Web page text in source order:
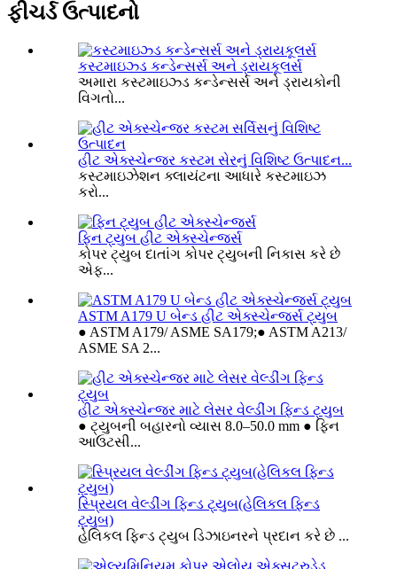
ફીચર્ડ ઉત્પાદનો
કસ્ટમાઇઝ્ડ કન્ડેન્સર્સ અને ડ્રાયકૂલર્સ
અમારા કસ્ટમાઇઝ્ડ કન્ડેન્સર્સ અને ડ્રાયકોની
વિગતો...
હીટ એક્સ્ચેન્જર કસ્ટમ સેરનું વિશિષ્ટ ઉત્પાદન...
કસ્ટમાઇઝેશન ક્લાયંટના આધારે કસ્ટમાઇઝ
કરો...
ફિન ટ્યુબ હીટ એક્સ્ચેન્જર્સ
કોપર ટ્યુબ દાતાંગ કોપર ટ્યુબની નિકાસ કરે છે
એફ...
ASTM A179 U બેન્ડ હીટ એક્સ્ચેન્જર્સ ટ્યુબ
● ASTM A179/ ASME SA179;● ASTM A213/
ASME SA 2...
હીટ એક્સ્ચેન્જર માટે લેસર વેલ્ડીંગ ફિન્ડ ટ્યુબ
● ટ્યુબની બહારનો વ્યાસ 8.0–50.0 mm ● ફિન
આઉટસી...
સ્પ્રિયલ વેલ્ડીંગ ફિન્ડ ટ્યુબ(હેલિકલ ફિન્ડ
ટ્યુબ)
હેલિકલ ફિન્ડ ટ્યુબ ડિઝાઇનરને પ્રદાન કરે છે ...